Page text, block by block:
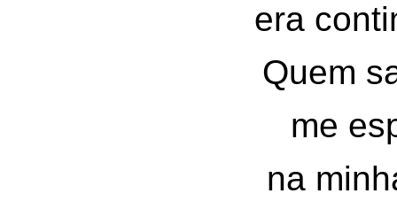
era
Quem
me
na